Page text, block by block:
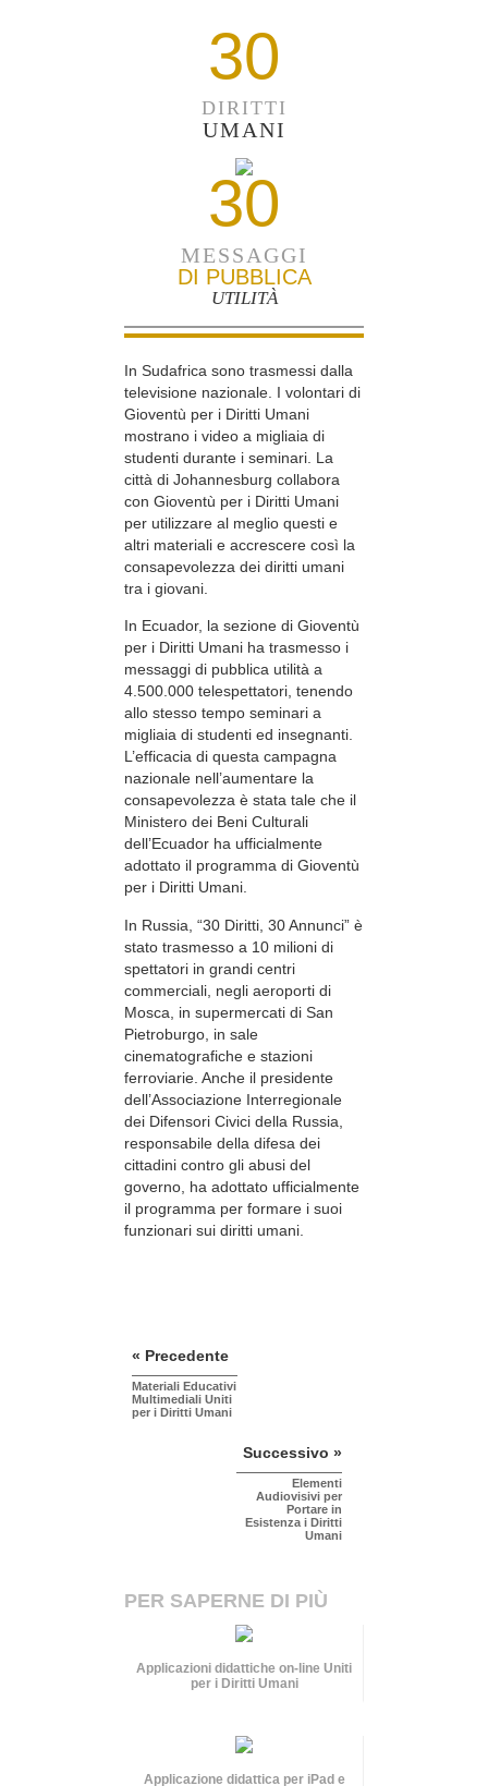
30
DIRITTI
UMANI
30
MESSAGGI
DI PUBBLICA
UTILITÀ
In Sudafrica sono trasmessi dalla
televisione nazionale. I volontari di
Gioventù per i Diritti Umani
mostrano i video a migliaia di
studenti durante i seminari. La
città di Johannesburg collabora
con Gioventù per i Diritti Umani
per utilizzare al meglio questi e
altri materiali e accrescere così la
consapevolezza dei diritti umani
tra i giovani.
In Ecuador, la sezione di Gioventù
per i Diritti Umani ha trasmesso i
messaggi di pubblica utilità a
4.500.000 telespettatori, tenendo
allo stesso tempo seminari a
migliaia di studenti ed insegnanti.
L’efficacia di questa campagna
nazionale nell’aumentare la
consapevolezza è stata tale che il
Ministero dei Beni Culturali
dell’Ecuador ha ufficialmente
adottato il programma di Gioventù
per i Diritti Umani.
In Russia, “30 Diritti, 30 Annunci” è
stato trasmesso a 10 milioni di
spettatori in grandi centri
commerciali, negli aeroporti di
Mosca, in supermercati di San
Pietroburgo, in sale
cinematografiche e stazioni
ferroviarie. Anche il presidente
dell’Associazione Interregionale
dei Difensori Civici della Russia,
responsabile della difesa dei
cittadini contro gli abusi del
governo, ha adottato ufficialmente
il programma per formare i suoi
funzionari sui diritti umani.
« Precedente
Materiali Educativi
Multimediali Uniti
per i Diritti Umani
Successivo »
Elementi
Audiovisivi per
Portare in
Esistenza i Diritti
Umani
PER SAPERNE DI PIÙ
Applicazioni didattiche on-line Uniti
per i Diritti Umani
Applicazione didattica per iPad e